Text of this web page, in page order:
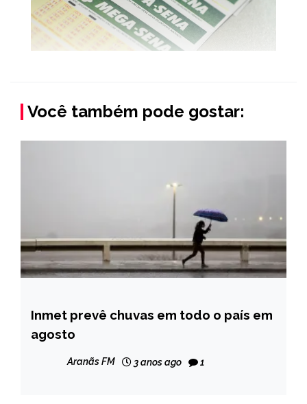
Você também pode gostar:
BRASIL
CAPELINHA
Inmet prevê chuvas em todo o país em
agosto
Aranãs FM 3 anos ago 1